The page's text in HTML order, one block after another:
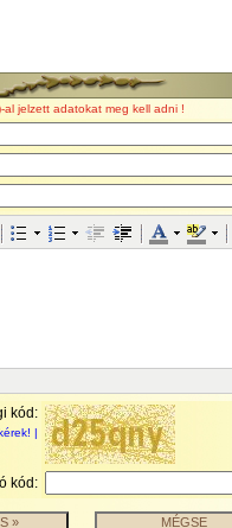
al jelzett adatokat meg kell adni !
kód:
|
kód: